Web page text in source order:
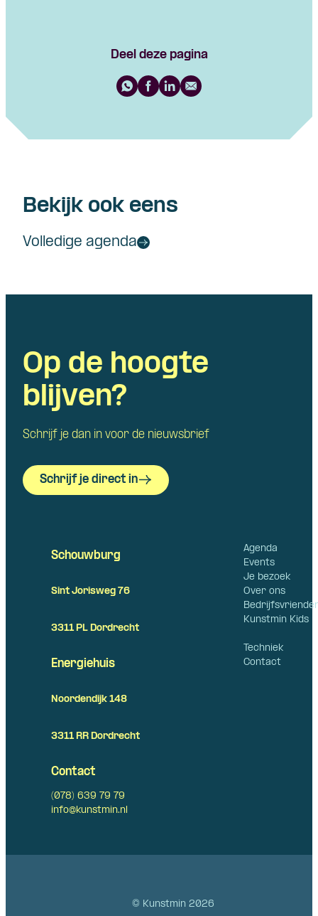
Deel deze pagina
Bekijk ook eens
Volledige agenda
Op de hoogte
blijven?
Schrijf je dan in voor de nieuwsbrief
Schrijf je direct in
Agenda
Events
Je bezoek
Over ons
Kunstmin Kids
Techniek
Contact
Schouwburg
Sint Jorisweg 76
3311 PL Dordrecht
Energiehuis
Noordendijk 148
3311 RR Dordrecht
Contact
(078) 639 79 79
info@kunstmin.nl
© Kunstmin 2026